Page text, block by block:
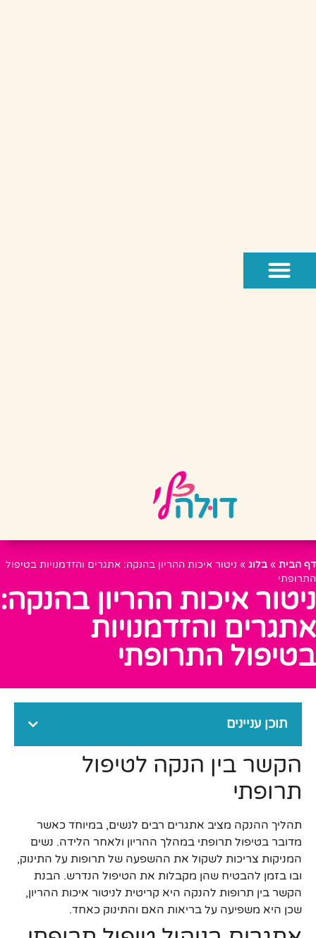
דף הבית » בלוג » ניטור איכות ההריון בהנקה: אתגרים והזדמנויות בטיפול
התרופתי
ניטור איכות ההריון בהנקה:
אתגרים והזדמנויות
בטיפול התרופתי
תוכן עניינים
הקשר בין הנקה לטיפול
תרופתי
תהליך ההנקה מציב אתגרים רבים לנשים, במיוחד כאשר
מדובר בטיפול תרופתי במהלך ההריון ולאחר הלידה. נשים
המניקות צריכות לשקול את ההשפעה של תרופות על התינוק,
ובו בזמן להבטיח שהן מקבלות את הטיפול הנדרש. הבנת
הקשר בין תרופות להנקה היא קריטית לניטור איכות ההריון,
שכן היא משפיעה על בריאות האם והתינוק כאחד.